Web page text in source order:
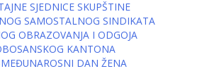
SJEDNICE SKUPŠTINE
SAMOSTALNOG SINDIKATA
OBRAZOVANJA I ODGOJA
KANTONA
DAN ŽENA